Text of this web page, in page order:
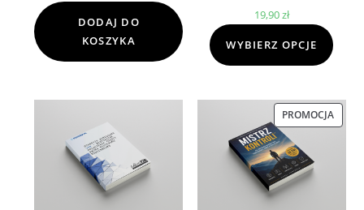
DODAJ DO
KOSZYKA
19,90zł
WYBIERZ OPCJE
PROMOCJA